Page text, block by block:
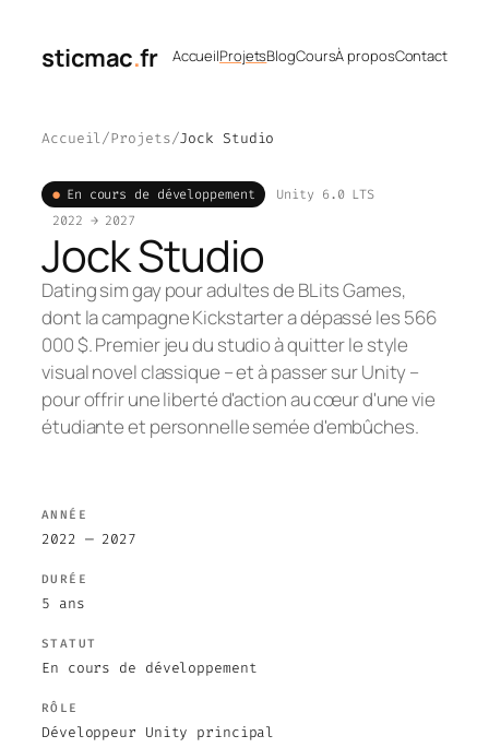
sticmac.fr AccueilProjetsBlogCoursÀ proposContact
Accueil Projets Jock Studio
En cours de développement
Unity 6.0 LTS
2022 → 2027
Jock Studio
Dating sim gay pour adultes de BLits Games,
dont la campagne Kickstarter a dépassé les 566
000 $. Premier jeu du studio à quitter le style
visual novel classique – et à passer sur Unity –
pour offrir une liberté d'action au cœur d'une vie
étudiante et personnelle semée d'embûches.
ANNÉE
2022 — 2027
DURÉE
5 ans
STATUT
En cours de développement
RÔLE
Développeur Unity principal